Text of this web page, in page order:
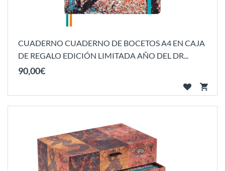
CUADERNO CUADERNO DE BOCETOS A4 EN CAJA
DE REGALO EDICIÓN LIMITADA AÑO DEL DR...
90,00€